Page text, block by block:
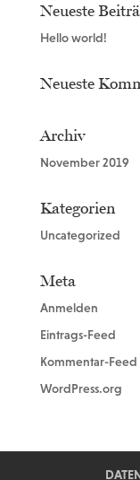
Neueste
Hello world!
Neueste
Archiv
November 2019
Kategorien
Uncategorized
Meta
Anmelden
Eintrags-Feed
Kommentar-Feed
WordPress.org